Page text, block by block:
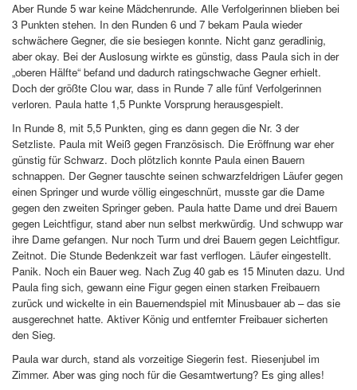
Aber Runde 5 war keine Mädchenrunde. Alle Verfolgerinnen blieben bei
3 Punkten stehen. In den Runden 6 und 7 bekam Paula wieder
schwächere Gegner, die sie besiegen konnte. Nicht ganz geradlinig,
aber okay. Bei der Auslosung wirkte es günstig, dass Paula sich in der
„oberen Hälfte“ befand und dadurch ratingschwache Gegner erhielt.
Doch der größte Clou war, dass in Runde 7 alle fünf Verfolgerinnen
verloren. Paula hatte 1,5 Punkte Vorsprung herausgespielt.
In Runde 8, mit 5,5 Punkten, ging es dann gegen die Nr. 3 der
Setzliste. Paula mit Weiß gegen Französisch. Die Eröffnung war eher
günstig für Schwarz. Doch plötzlich konnte Paula einen Bauern
schnappen. Der Gegner tauschte seinen schwarzfeldrigen Läufer gegen
einen Springer und wurde völlig eingeschnürt, musste gar die Dame
gegen den zweiten Springer geben. Paula hatte Dame und drei Bauern
gegen Leichtfigur, stand aber nun selbst merkwürdig. Und schwupp war
ihre Dame gefangen. Nur noch Turm und drei Bauern gegen Leichtfigur.
Zeitnot. Die Stunde Bedenkzeit war fast verflogen. Läufer eingestellt.
Panik. Noch ein Bauer weg. Nach Zug 40 gab es 15 Minuten dazu. Und
Paula fing sich, gewann eine Figur gegen einen starken Freibauern
zurück und wickelte in ein Bauernendspiel mit Minusbauer ab – das sie
ausgerechnet hatte. Aktiver König und entfernter Freibauer sicherten
den Sieg.
Paula war durch, stand als vorzeitige Siegerin fest. Riesenjubel im
Zimmer. Aber was ging noch für die Gesamtwertung? Es ging alles!